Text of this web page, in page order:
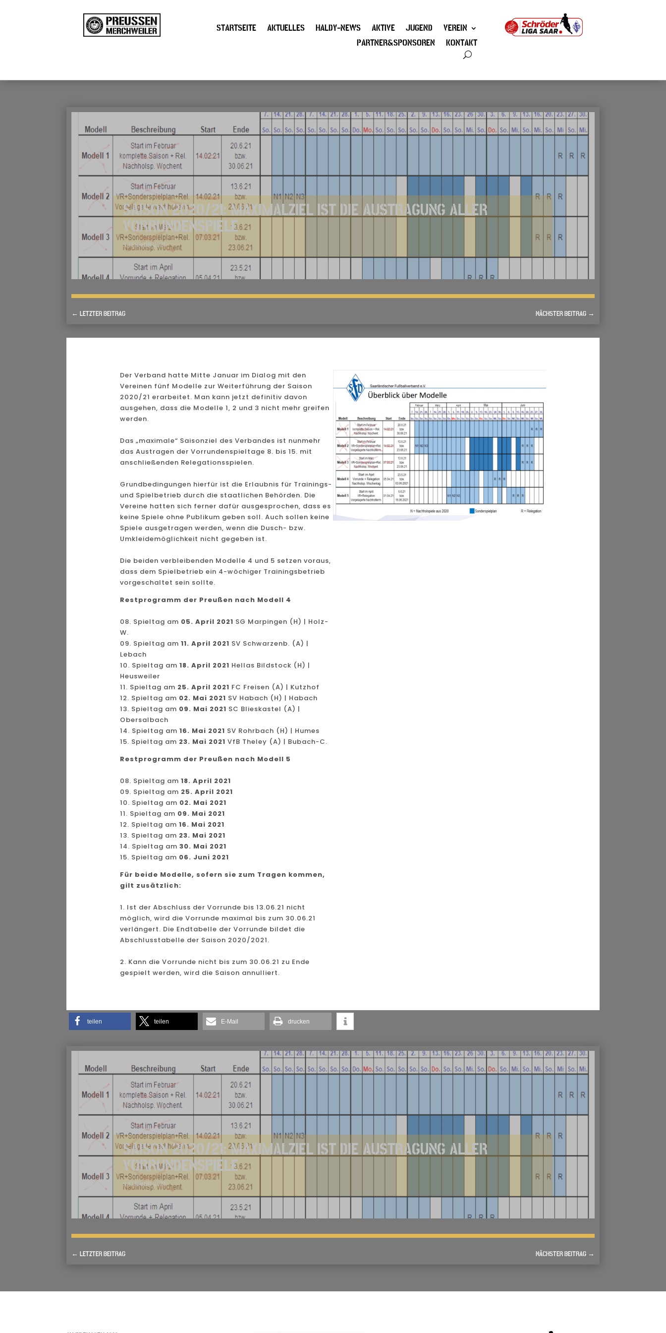
STARTSEITE AKTUELLES HALDY-NEWS AKTIVE JUGEND
VEREIN
PARTNER&SPONSOREN
KONTAKT
SAISON 2020/21: MAXIMALZIEL IST DIE AUSTRAGUNG ALLER
VORRUNDENSPIELE
9. FEBRUAR 2021
←LETZTER BEITRAG NÄCHSTER BEITRAG→
Der Verband hatte Mitte Januar im Dialog mit den
Vereinen fünf Modelle zur Weiterführung der Saison
2020/21 erarbeitet. Man kann jetzt definitiv davon
ausgehen, dass die Modelle 1, 2 und 3 nicht mehr greifen
werden.
Das „maximale“ Saisonziel des Verbandes ist nunmehr
das Austragen der Vorrundenspieltage 8. bis 15. mit
anschließenden Relegationsspielen.
Grundbedingungen hierfür ist die Erlaubnis für Trainings-
und Spielbetrieb durch die staatlichen Behörden. Die
Vereine hatten sich ferner dafür ausgesprochen, dass es
keine Spiele ohne Publikum geben soll. Auch sollen keine
Spiele ausgetragen werden, wenn die Dusch- bzw.
Umkleidemöglichkeit nicht gegeben ist.
Die beiden verbleibenden Modelle 4 und 5 setzen voraus,
dass dem Spielbetrieb ein 4-wöchiger Trainingsbetrieb
vorgeschaltet sein sollte.
Restprogramm der Preußen nach Modell 4
08. Spieltag am 05. April 2021 SG Marpingen (H) | Holz-
W.
09. Spieltag am 11. April 2021 SV Schwarzenb. (A) |
Lebach
10. Spieltag am 18. April 2021 Hellas Bildstock (H) |
Heusweiler
11. Spieltag am 25. April 2021 FC Freisen (A) | Kutzhof
12. Spieltag am 02. Mai 2021 SV Habach (H) | Habach
13. Spieltag am 09. Mai 2021 SC Blieskastel (A) |
Obersalbach
14. Spieltag am 16. Mai 2021 SV Rohrbach (H) | Humes
15. Spieltag am 23. Mai 2021 VfB Theley (A) | Bubach-C.
Restprogramm der Preußen nach Modell 5
08. Spieltag am 18. April 2021
09. Spieltag am 25. April 2021
10. Spieltag am 02. Mai 2021
11. Spieltag am 09. Mai 2021
12. Spieltag am 16. Mai 2021
13. Spieltag am 23. Mai 2021
14. Spieltag am 30. Mai 2021
15. Spieltag am 06. Juni 2021
Für beide Modelle, sofern sie zum Tragen kommen,
gilt zusätzlich:
1. Ist der Abschluss der Vorrunde bis 13.06.21 nicht
möglich, wird die Vorrunde maximal bis zum 30.06.21
verlängert. Die Endtabelle der Vorrunde bildet die
Abschlusstabelle der Saison 2020/2021.
2. Kann die Vorrunde nicht bis zum 30.06.21 zu Ende
gespielt werden, wird die Saison annulliert.
teilen teilen E-Mail drucken
SAISON 2020/21: MAXIMALZIEL IST DIE AUSTRAGUNG ALLER
VORRUNDENSPIELE
9. FEBRUAR 2021
←LETZTER BEITRAG NÄCHSTER BEITRAG→